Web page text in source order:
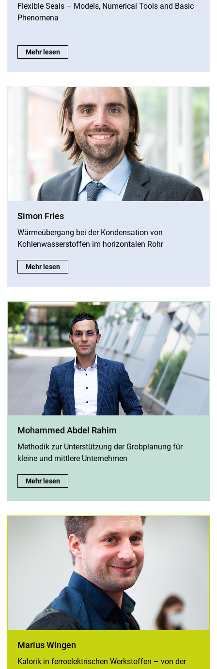
Flexible Seals – Models, Numerical Tools and Basic
Phenomena
Simon Bäuerle:
Mehr lesen
Simon Fries
Wärmeübergang bei der Kondensation von
Kohlenwasserstoffen im horizontalen Rohr
Simon Fries:
Mehr lesen
Mohammed Abdel Rahim
Methodik zur Unterstützung der Grobplanung für
kleine und mittlere Unternehmen
Mohammed Abdel Rahim:
Mehr lesen
Marius Wingen
Kalorik in ferroelektrischen Werkstoffen – von der